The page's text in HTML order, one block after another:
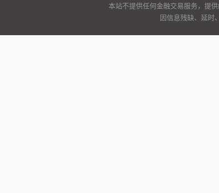
本站不提供任何金融交易服务，提
因信息残缺、延时